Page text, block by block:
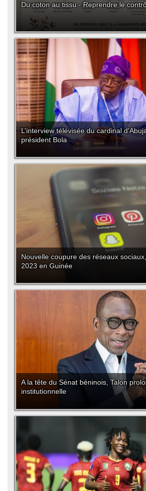
Du coton au tissu - Reprendre le
L’interview télévisée du cardinal
président Bola
Nouvelle coupure des réseaux
2023 en Guinée
A la tête du Sénat béninois, Talon
institutionnelle